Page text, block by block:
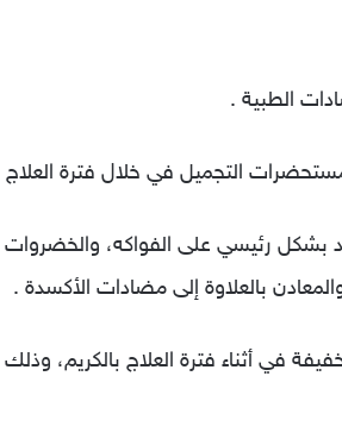
بشكل رئيسي على الفواكه،
بالعلاوة إلى مضادات الأكسدة .
في أثناء فترة العلاج بالكريم،